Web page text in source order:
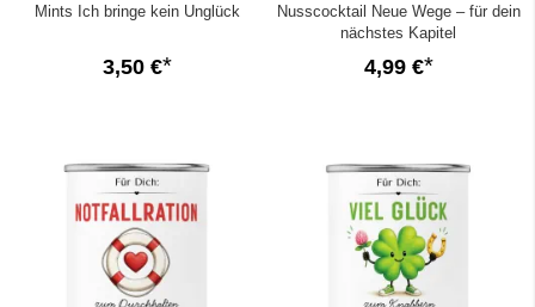
Mints Ich bringe kein Unglück
3,50 €
Nusscocktail Neue Wege – für dein
nächstes Kapitel
4,99 €